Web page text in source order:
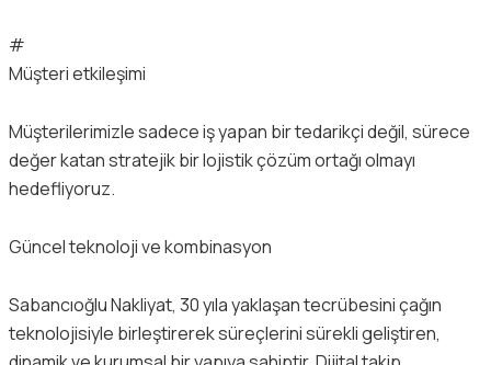
#
Müşteri etkileşimi
Müşterilerimizle sadece iş yapan bir tedarikçi değil, sürece
değer katan stratejik bir lojistik çözüm ortağı olmayı
hedefliyoruz.
Güncel teknoloji ve kombinasyon
Sabancıoğlu Nakliyat, 30 yıla yaklaşan tecrübesini çağın
teknolojisiyle birleştirerek süreçlerini sürekli geliştiren,